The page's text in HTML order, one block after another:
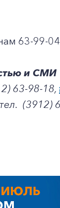
63-99-
и
63-98-18,
(3912)